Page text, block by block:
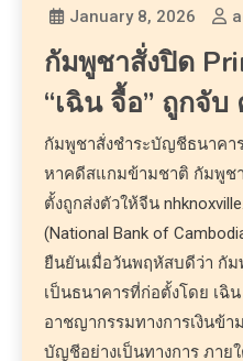
January 8, 2026
กัมพูชาสั่งปิด
“เฉิน จื้อ” ถูกจั
กัมพูชาสั่งชำระบัญชีธนาคาร
หาคดีสแกมข้ามชาติ กัมพูชา
ตั้งถูกส่งตัวให้จีน
(National Bank of
ยืนยันเมื่อวันพฤหัสบดีว่า กัม
เป็นธนาคารที่ก่อตั้งโดย เฉิ
อาชญากรรมทางการเงินข้า
บัญชีอย่างเป็นทางการ ภาย